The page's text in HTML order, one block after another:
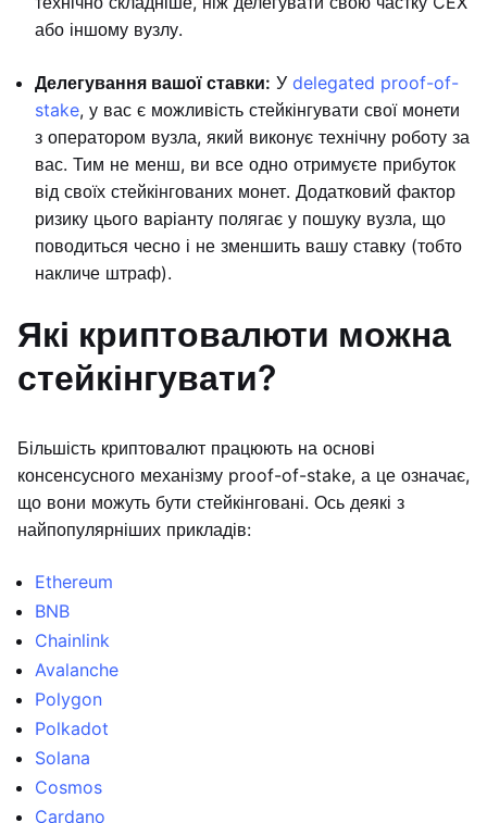
або іншому вузлу.
Делегування вашої ставки: У delegated proof-of-
stake, у вас є можливість стейкінгувати свої монети
з оператором вузла, який виконує технічну роботу за
вас. Тим не менш, ви все одно отримуєте прибуток
від своїх стейкінгованих монет. Додатковий фактор
ризику цього варіанту полягає у пошуку вузла, що
поводиться чесно і не зменшить вашу ставку (тобто
накличе штраф).
Які криптовалюти можна
стейкінгувати?
Більшість криптовалют працюють на основі
консенсусного механізму proof-of-stake, а це означає,
що вони можуть бути стейкінговані. Ось деякі з
найпопулярніших прикладів:
Ethereum
BNB
Chainlink
Avalanche
Polygon
Polkadot
Solana
Cosmos
Cardano